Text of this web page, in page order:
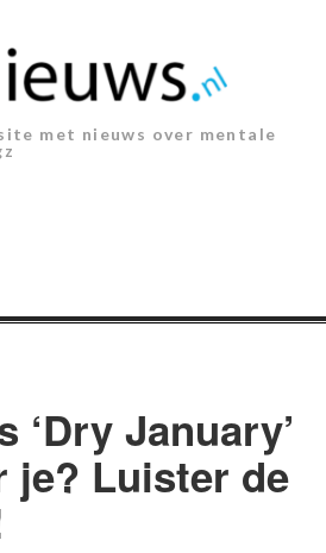
met nieuws over mentale
‘Dry January’
je? Luister de